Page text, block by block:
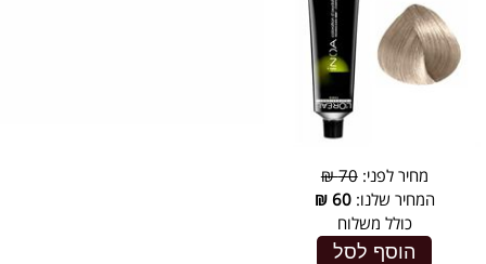
מחיר לפני:70 ₪
המחיר שלנו:60
₪
כולל משלוח
הוסף לסל